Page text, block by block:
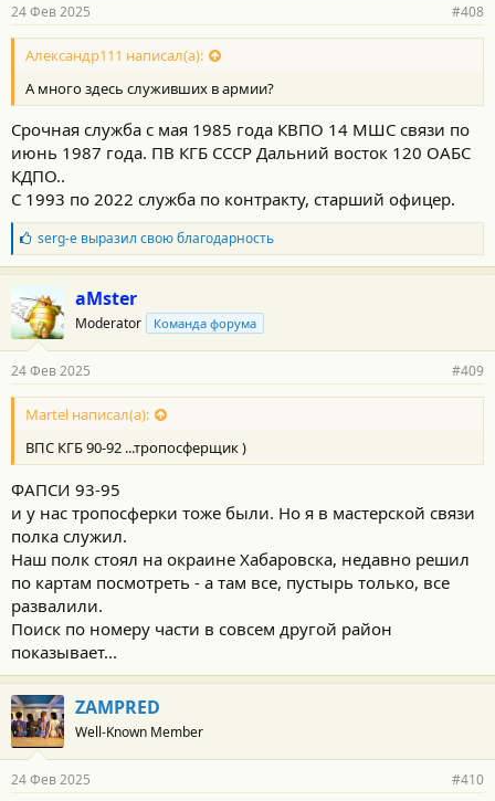
н
о
с
и
:
24 Фев 2025 #408
Александр111 написал(а):
А много здесь служивших в армии?
Срочная служба с мая 1985 года КВПО 14 МШС связи по
июнь 1987 года. ПВ КГБ СССР Дальний восток 120 ОАБС
КДПО..
С 1993 по 2022 служба по контракту, старший офицер.
Б
л
а
о
д
а
н
о
с
и
:
serg-eвыразил свою благодарность
aMster
Moderator Команда форума
24 Фев 2025 #409
Martel написал(а):
ВПС КГБ 90-92 ...тропосферщик )
ФАПСИ 93-95
и у нас тропосферки тоже были. Но я в мастерской связи
полка служил.
Наш полк стоял на окраине Хабаровска, недавно решил
по картам посмотреть - а там все, пустырь только, все
развалили.
Поиск по номеру части в совсем другой район
показывает...
ZAMPRED
Well-Known Member
24 Фев 2025 #410